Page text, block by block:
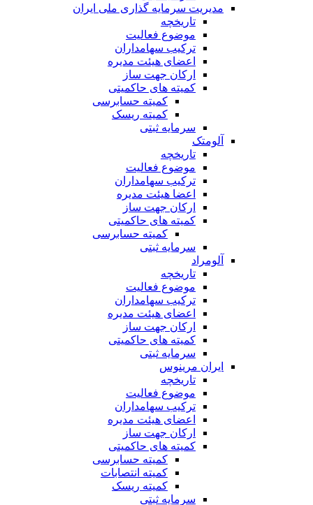
مدیریت سرمایه گذاری ملی ایران
تاریخچه
موضوع فعالیت
ترکیب سهامداران
اعضای هیئت مدیره
ارکان جهت ساز
کمیته های حاکمیتی
کمیته حسابرسی
کمیته ریسک
سرمایه ثبتی
آلومتک
تاریخچه
موضوع فعالیت
ترکیب سهامداران
اعضا هیئت مدیره
ارکان جهت ساز
کمیته های حاکمیتی
کمیته حسابرسی
سرمایه ثبتی
آلومراد
تاریخچه
موضوع فعالیت
ترکیب سهامداران
اعضای هیئت مدیره
ارکان جهت ساز
کمیته های حاکمیتی
سرمایه ثبتی
ایران مرینوس
تاریخچه
موضوع فعالیت
ترکیب سهامداران
اعضای هیئت مدیره
ارکان جهت ساز
کمیته های حاکمیتی
کمیته حسابرسی
کمیته انتصابات
کمیته ریسک
سرمایه ثبتی